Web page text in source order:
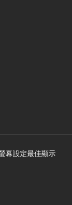
幕設定最佳顯示